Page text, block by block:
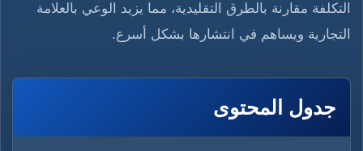
التكلفة مقارنة بالطرق التقليدية، مما يزيد الوعي بالعلامة
التجارية ويساهم في انتشارها بشكل أسرع.
جدول المحتوى